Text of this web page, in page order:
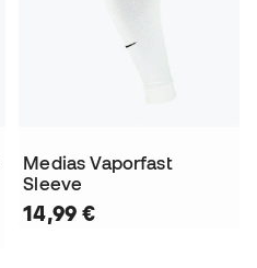
Medias Vaporfast
Sleeve
14,99 €